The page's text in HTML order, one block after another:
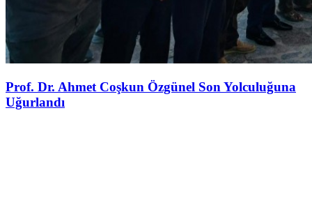
Prof. Dr. Ahmet Coşkun Özgünel Son Yolculuğuna
Uğurlandı